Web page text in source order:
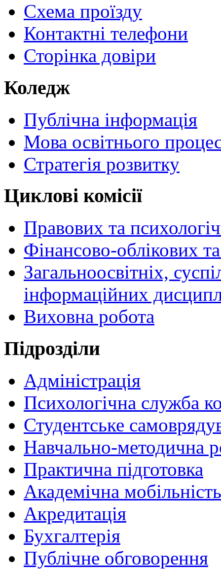
Схема проїзду
Контактні телефони
Сторінка довіри
Коледж
Публічна інформація
Мова освітнього
Стратегія розвитку
Циклові комісії
Правових та
Фінансово-облікових
Загальноосвітніх,
інформаційних
Виховна робота
Пiдрозділи
Адміністрація
Психологічна служба
Студентське
Навчально-методична
Практична підготовка
Академічна мобільність
Акредитація
Бухгалтерія
Публічне обговорення